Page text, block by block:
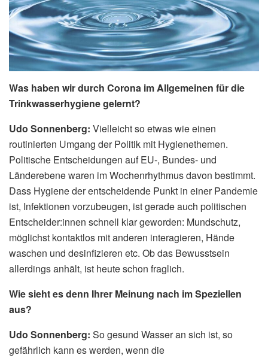
Was haben wir durch Corona im Allgemeinen für die
Trinkwasserhygiene gelernt?
Udo Sonnenberg: Vielleicht so etwas wie einen
routinierten Umgang der Politik mit Hygienethemen.
Politische Entscheidungen auf EU-, Bundes- und
Länderebene waren im Wochenrhythmus davon bestimmt.
Dass Hygiene der entscheidende Punkt in einer Pandemie
ist, Infektionen vorzubeugen, ist gerade auch politischen
Entscheider:innen schnell klar geworden: Mundschutz,
möglichst kontaktlos mit anderen interagieren, Hände
waschen und desinfizieren etc. Ob das Bewusstsein
allerdings anhält, ist heute schon fraglich.
Wie sieht es denn Ihrer Meinung nach im Speziellen
aus?
Udo Sonnenberg: So gesund Wasser an sich ist, so
gefährlich kann es werden, wenn die